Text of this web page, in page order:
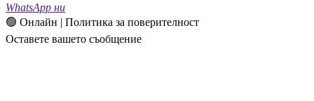
WhatsApp ни
🟢 Онлайн | Политика за поверителност
Оставете вашето съобщение